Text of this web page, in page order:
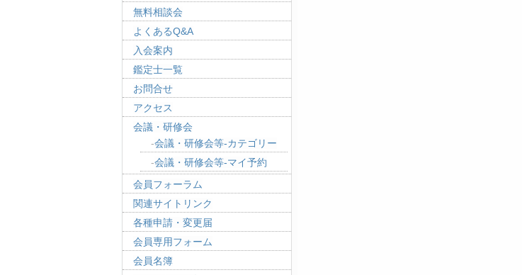
無料相談会
よくあるQ&A
入会案内
鑑定士一覧
お問合せ
アクセス
会議・研修会
会議・研修会等-カテゴリー
会議・研修会等-マイ予約
会員フォーラム
関連サイトリンク
各種申請・変更届
会員専用フォーム
会員名簿